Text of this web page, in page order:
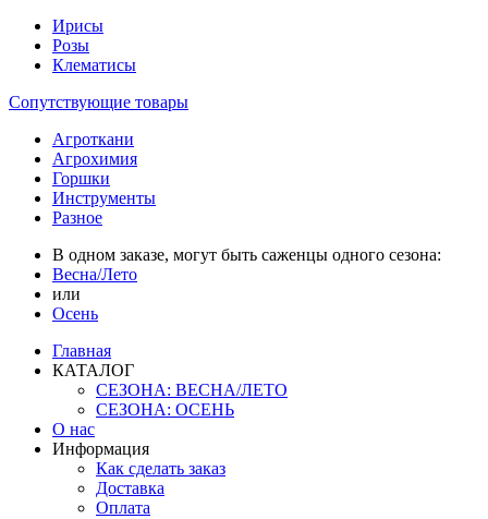
Ирисы
Розы
Клематисы
Сопутствующие товары
Агроткани
Агрохимия
Горшки
Инструменты
Разное
В одном заказе, могут быть саженцы одного сезона:
Весна/Лето
или
Осень
Главная
КАТАЛОГ
СЕЗОНА: ВЕСНА/ЛЕТО
СЕЗОНА: ОСЕНЬ
О нас
Информация
Как сделать заказ
Доставка
Оплата